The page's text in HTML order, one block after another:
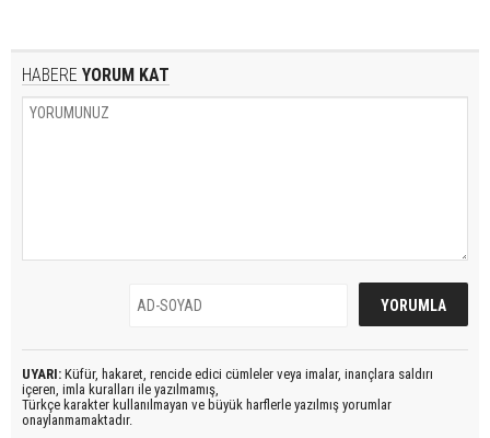
HABERE YORUM KAT
UYARI: Küfür, hakaret, rencide edici cümleler veya imalar, inançlara saldırı
içeren, imla kuralları ile yazılmamış,
Türkçe karakter kullanılmayan ve büyük harflerle yazılmış yorumlar
onaylanmamaktadır.